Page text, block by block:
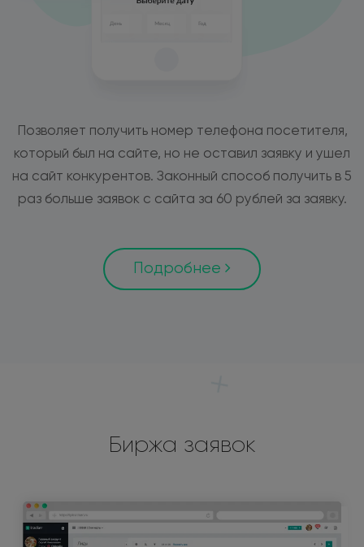
Позволяет получить номер телефона посетителя,
который был на сайте, но не оставил заявку и ушел
на сайт конкурентов. Законный способ получить в 5
раз больше заявок с сайта за 60 рублей за заявку.
Подробнее
Биржа заявок